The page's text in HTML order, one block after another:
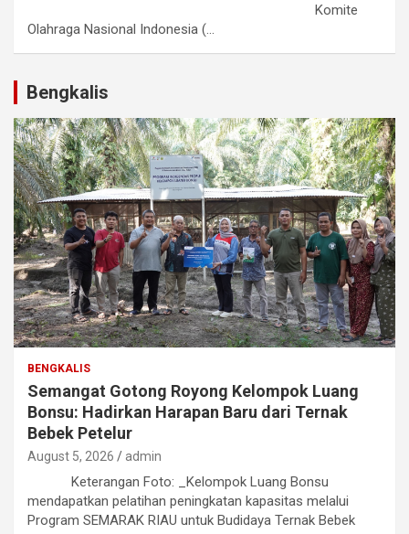
Komite
Olahraga Nasional Indonesia (...
Bengkalis
BENGKALIS
Semangat Gotong Royong Kelompok Luang
Bonsu: Hadirkan Harapan Baru dari Ternak
Bebek Petelur
August 5, 2026 admin
Keterangan Foto: _Kelompok Luang Bonsu
mendapatkan pelatihan peningkatan kapasitas melalui
Program SEMARAK RIAU untuk Budidaya Ternak Bebek